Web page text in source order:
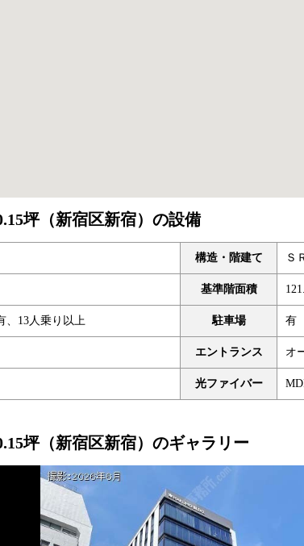
坪（新宿区新宿）の設備
構造・階建て Ｓ
基準階面積
、13人乗り以上 駐車場 有
エントランス オ
光ファイバー
坪（新宿区新宿）のギャラリー